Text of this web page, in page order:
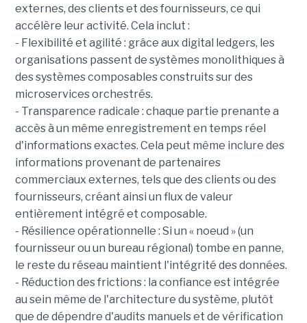
externes, des clients et des fournisseurs, ce qui
accélère leur activité. Cela inclut :
- Flexibilité et agilité : grâce aux digital ledgers, les
organisations passent de systèmes monolithiques à
des systèmes composables construits sur des
microservices orchestrés.
- Transparence radicale : chaque partie prenante a
accès à un même enregistrement en temps réel
d'informations exactes. Cela peut même inclure des
informations provenant de partenaires
commerciaux externes, tels que des clients ou des
fournisseurs, créant ainsi un flux de valeur
entièrement intégré et composable.
- Résilience opérationnelle : Si un « noeud » (un
fournisseur ou un bureau régional) tombe en panne,
le reste du réseau maintient l'intégrité des données.
- Réduction des frictions : la confiance est intégrée
au sein même de l'architecture du système, plutôt
que de dépendre d'audits manuels et de vérification